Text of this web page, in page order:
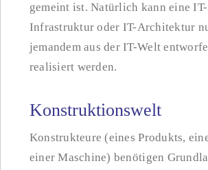
gemeint ist. Natürlich kann eine IT-
Infrastruktur oder IT-Architektur
jemandem aus der IT-Welt
realisiert werden.
Konstruktionswelt
Konstrukteure (eines Produkts,
einer Maschine) benötigen